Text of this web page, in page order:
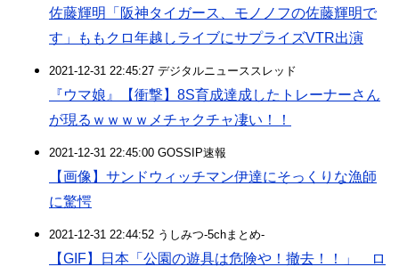
佐藤輝明「阪神タイガース、モノノフの佐藤輝明で
す」ももクロ年越しライブにサプライズVTR出演
2021-12-31 22:45:27 デジタルニューススレッド
『ウマ娘』【衝撃】8S育成達成したトレーナーさん
が現るｗｗｗｗメチャクチャ凄い！！
2021-12-31 22:45:00 GOSSIP速報
【画像】サンドウィッチマン伊達にそっくりな漁師
に驚愕
2021-12-31 22:44:52 うしみつ-5chまとめ-
【GIF】日本「公園の遊具は危険や！撤去！！」 ロ